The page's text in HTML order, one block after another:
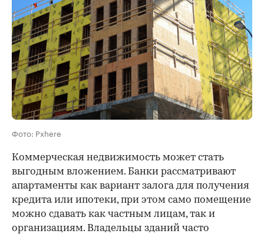
Фото: Pxhere
Коммерческая недвижимость может стать
выгодным вложением. Банки рассматривают
апартаменты как вариант залога для получения
кредита или ипотеки, при этом само помещение
можно сдавать как частным лицам, так и
организациям. Владельцы зданий часто